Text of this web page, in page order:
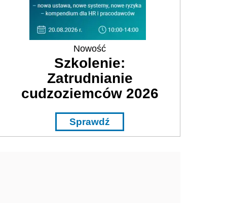
Nowość
Szkolenie:
Zatrudnianie
cudzoziemców 2026
Sprawdź